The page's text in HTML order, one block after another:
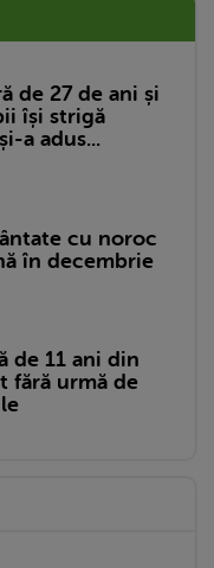
de 27 de ani și
își strigă
a adus...
cu noroc
în decembrie
de 11 ani din
fără urmă de